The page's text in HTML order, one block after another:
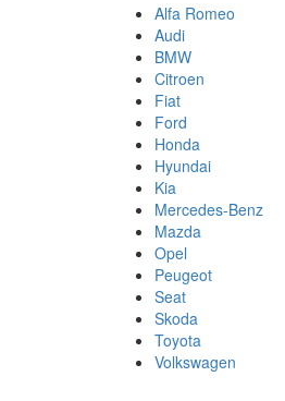
Alfa Romeo
Audi
BMW
Citroen
Fiat
Ford
Honda
Hyundai
Kia
Mercedes-Benz
Mazda
Opel
Peugeot
Seat
Skoda
Toyota
Volkswagen